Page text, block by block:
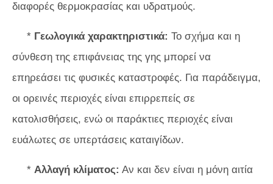
διαφορές θερμοκρασίας και υδρατμούς.
* Γεωλογικά χαρακτηριστικά: Το σχήμα και η
σύνθεση της επιφάνειας της γης μπορεί να
επηρεάσει τις φυσικές καταστροφές. Για παράδειγμα,
οι ορεινές περιοχές είναι επιρρεπείς σε
κατολισθήσεις, ενώ οι παράκτιες περιοχές είναι
ευάλωτες σε υπερτάσεις καταιγίδων.
* Αλλαγή κλίματος: Αν και δεν είναι η μόνη αιτία